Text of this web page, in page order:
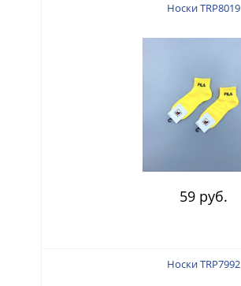
Носки TRP8019
59 руб.
Носки TRP7992